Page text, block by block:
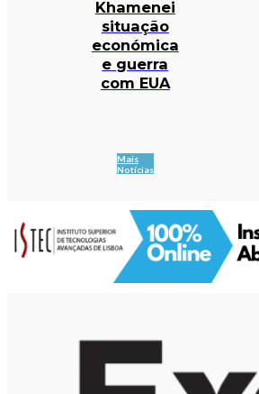
Khamenei
situação
económica
e guerra
com EUA
Mais
Notícias